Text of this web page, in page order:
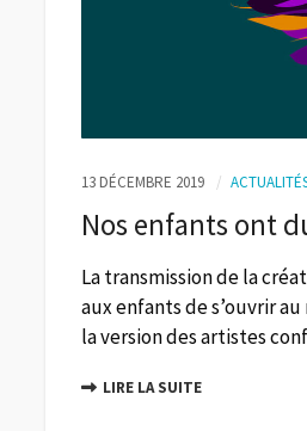
13 DÉCEMBRE 2019
Nos enfants ont
La transmission de la
aux enfants de s’ouvrir
la version des artistes
LIRE LA SUITE